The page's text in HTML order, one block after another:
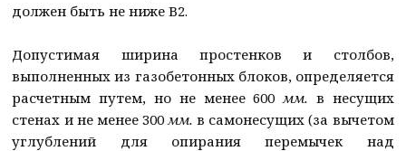
должен быть не ниже В2.
Допустимая ширина простенков и столбов,
выполненных из газобетонных блоков, определяется
расчетным путем, но не менее 600 мм. в несущих
стенах и не менее 300 мм. в самонесущих (за вычетом
углублений для опирания перемычек над